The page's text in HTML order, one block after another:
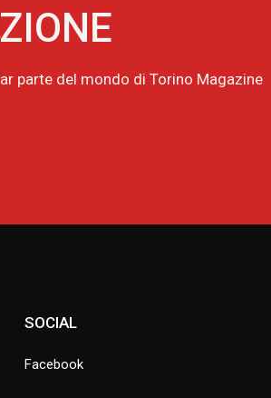
parte del mondo di Torino Magazine
SOCIAL
Facebook